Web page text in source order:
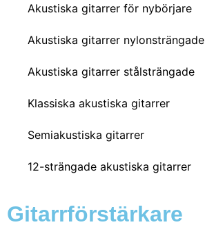
Akustiska gitarrer för nybörjare
Akustiska gitarrer nylonsträngade
Akustiska gitarrer stålsträngade
Klassiska akustiska gitarrer
Semiakustiska gitarrer
12-strängade akustiska gitarrer
Gitarrförstärkare